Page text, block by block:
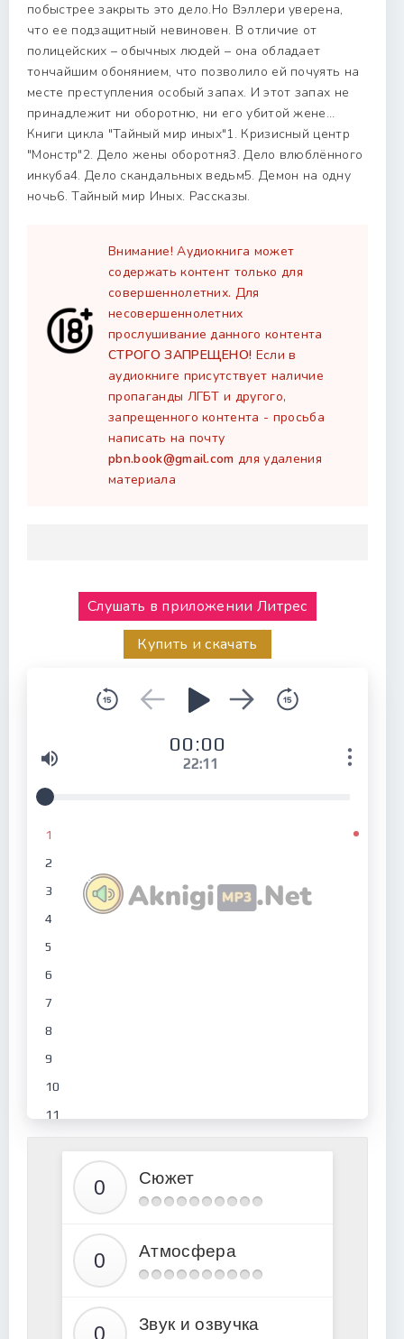
побыстрее закрыть это дело.Но Вэллери уверена,
что ее подзащитный невиновен. В отличие от
полицейских – обычных людей – она обладает
тончайшим обонянием, что позволило ей почуять на
месте преступления особый запах. И этот запах не
принадлежит ни оборотню, ни его убитой жене…
Книги цикла "Тайный мир иных"1. Кризисный центр
"Монстр"2. Дело жены оборотня3. Дело влюблённого
инкуба4. Дело скандальных ведьм5. Демон на одну
ночь6. Тайный мир Иных. Рассказы.
Внимание! Аудиокнига может
содержать контент только для
совершеннолетних. Для
несовершеннолетних
прослушивание данного контента
СТРОГО ЗАПРЕЩЕНО! Если в
аудиокниге присутствует наличие
пропаганды ЛГБТ и другого,
запрещенного контента - просьба
написать на почту
pbn.book@gmail.com для удаления
материала
Слушать в приложении Литрес
Купить и скачать
00:00
22:11
1
2
3
4
5
6
7
8
9
10
11
Сюжет
Атмосфера
Звук и озвучка